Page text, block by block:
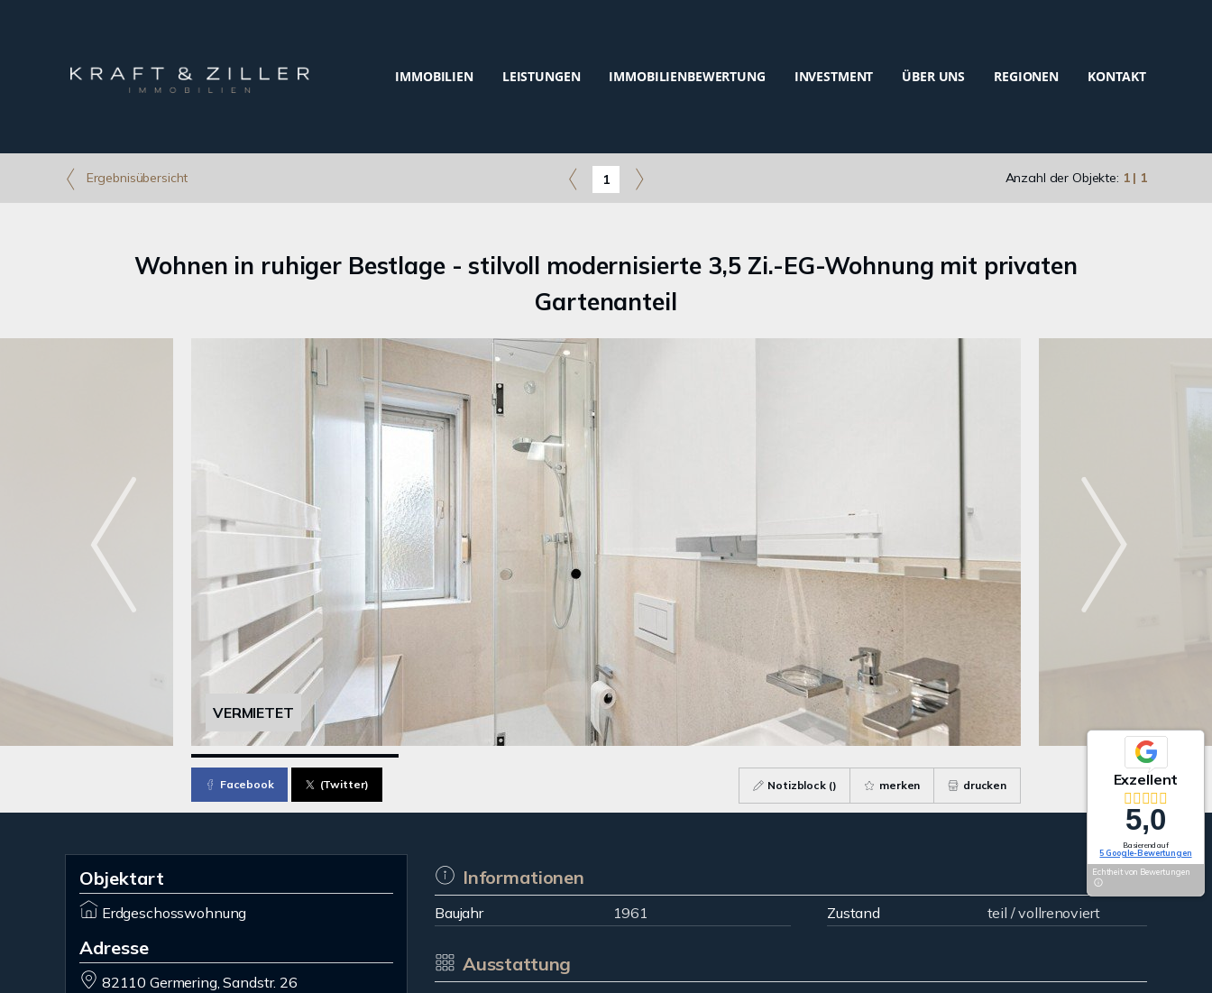
IMMOBILIEN LEISTUNGEN IMMOBILIENBEWERTUNG INVESTMENT ÜBER UNS REGIONEN KONTAKT
Ergebnisübersicht 1 Anzahl der Objekte: 1 | 1
Wohnen in ruhiger Bestlage - stilvoll modernisierte 3,5 Zi.-EG-Wohnung mit privaten
Gartenanteil
VERMIETET
Facebook (Twitter) Notizblock () merken drucken
Objektart
Erdgeschosswohnung
Adresse
82110 Germering, Sandstr. 26
Informationen
Baujahr 1961 Zustand teil / vollrenoviert
Ausstattung
Exzellent
5,0
Basierend auf
5 Google-Bewertungen
Echtheit von Bewertungen